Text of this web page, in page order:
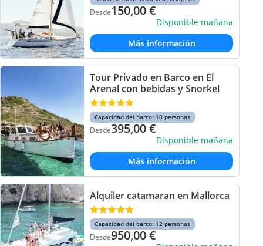
Desde150,00€
Disponible mañana
Más información
Tour Privado en Barco en El
Arenal con bebidas y Snorkel
Capacidad del barco: 10 personas
Desde395,00€
Disponible mañana
Más información
Alquiler catamaran en Mallorca
Capacidad del barco: 12 personas
Desde950,00€